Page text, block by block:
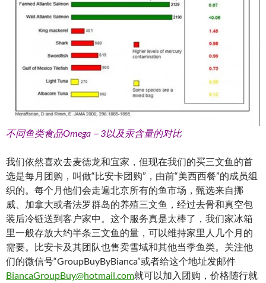
不同鱼类食品Omega－3以及汞含量的对比
我们依然喜欢去麦德龙和宜家，但现在我们的买三文鱼的首
选是每月团购，叫做“比安卡团购”，由前“美西西餐”的成员组
织的。每个月他们会走遍北京所有的鱼市场，甄选来自挪
威、加拿大或者法罗群岛的养殖三文鱼，经过去骨和真空包
装后冷链送到客户家中。这个服务真是太棒了，我们家冰箱
里一般存放大约半条三文鱼的量，可以维持家里人几个月的
需要。比安卡及其团队也售卖雪域和其他当季鱼类。关注他
们的微信号“GroupBuyByBianca”或者给这个地址发邮件
BiancaGroupBuy@hotmail.com就可以加入团购，价格随行就